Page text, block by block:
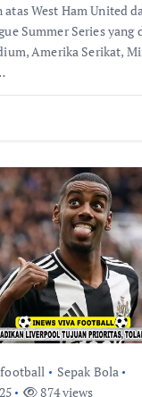
atas West Ham United
Summer Series yang
Amerika Serikat,
Sepak Bola
874 views